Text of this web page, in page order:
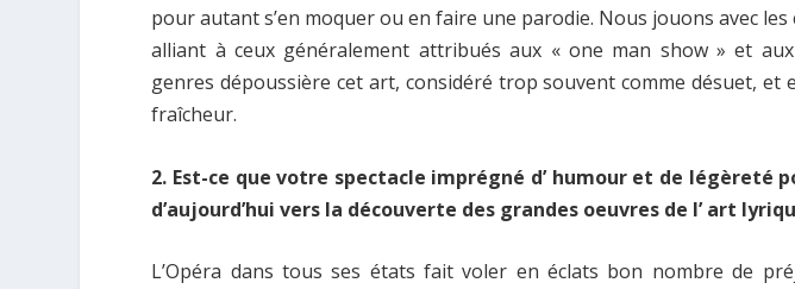
pour autant s’en moquer ou en faire une parodie. Nous jouons avec les
alliant à ceux généralement attribués aux « one man show » et aux
genres dépoussière cet art, considéré trop souvent comme désuet, et
fraîcheur.
2. Εst-ce que votre spectacle imprégné d’ humour et de légèreté
d’aujourd’hui vers la découverte des grandes oeuvres de l’ art
L’Opéra dans tous ses états fait voler en éclats bon nombre de